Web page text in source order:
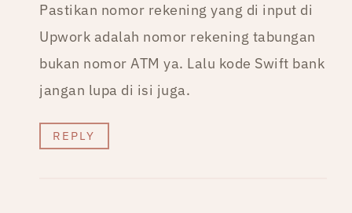
Pastikan nomor rekening yang di input di
Upwork adalah nomor rekening tabungan
bukan nomor ATM ya. Lalu kode Swift bank
jangan lupa di isi juga.
REPLY